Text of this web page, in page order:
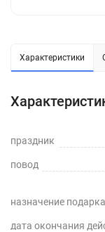
производства
Легко мыть и
Защита
пальцев,
Характеристики
праздник
повод
назначение подарка
дата окончания